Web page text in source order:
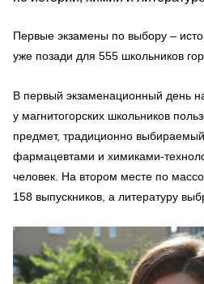
Первые экзамены по выбору –
уже позади для 555 школьников
В первый экзаменационный день
у магнитогорских школьников
предмет, традиционно
фармацевтами и химиками-
человек. На втором месте по
158 выпускников, а литературу